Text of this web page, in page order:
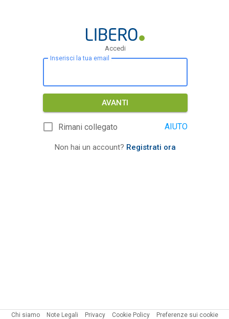
Accedi
Inserisci la tua email
AVANTI
Rimani collegato AIUTO
Non hai un account? Registrati ora
Chi siamo Note Legali Privacy Cookie Policy
Preferenze sui cookie